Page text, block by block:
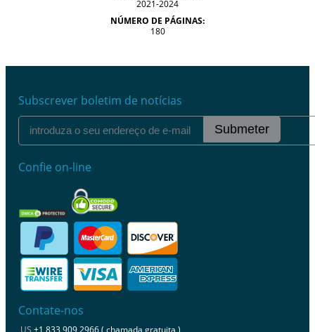
2021-2024
NÚMERO DE PÁGINAS:
180
Subscrever boletim de notícias
Submeter
Confie on-line
Contate-nos
US +1 833 909 2966 ( chamada gratuita )